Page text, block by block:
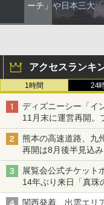
ーチ」や日本三大
アクセスランキ
1時間 24
ディズニーシー「イ
11月末に運営再開。
は1500円
熊本の高速道路、九
再開は8月後半見込み
展覧会公式チケット
14年ぶり来日「真珠
関西発着、出雲エリ